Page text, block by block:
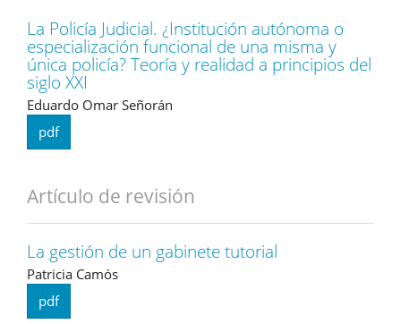
La Policía Judicial. ¿Institución autónoma o
especialización funcional de una misma y
única policía? Teoría y realidad a principios del
siglo XXI
Eduardo Omar Señorán
pdf
Artículo de revisión
La gestión de un gabinete tutorial
Patricia Camós
pdf